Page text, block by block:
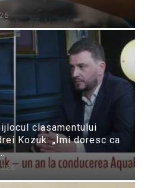
clasamentului
Kozuk: „Îmi doresc ca